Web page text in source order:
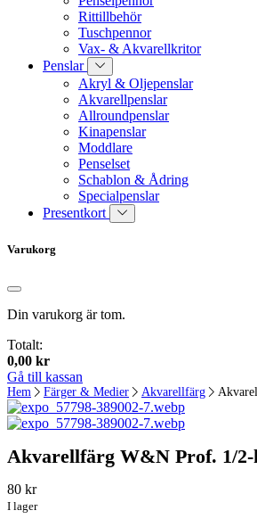
Rittillbehör
Tuschpennor
Vax- & Akvarellkritor
Penslar
Akryl & Oljepenslar
Akvarellpenslar
Allroundpenslar
Kinapenslar
Moddlare
Penselset
Schablon & Ådring
Specialpenslar
Presentkort
Varukorg
Din varukorg är tom.
Totalt:
0,00 kr
Gå till kassan
Hem Färger & Medier Akvarellfärg
Akvarellfärg W&N Prof. 1/2-
80 kr
I lager